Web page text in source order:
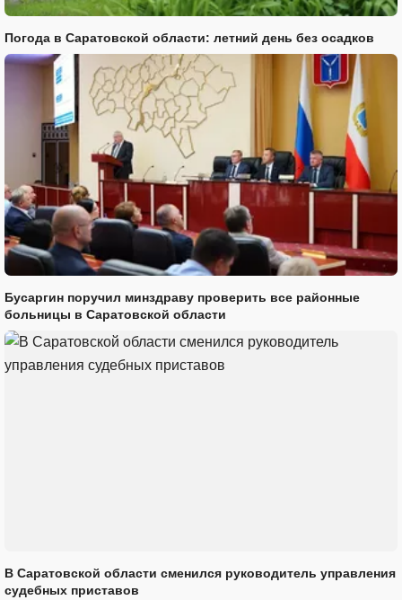
Погода в Саратовской области: летний день без осадков
Бусаргин поручил минздраву проверить все районные
больницы в Саратовской области
В Саратовской области сменился руководитель управления
судебных приставов